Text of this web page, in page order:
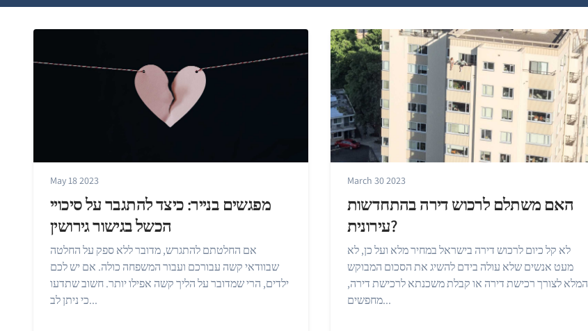
May 18 2023
מפגשים בנייר: כיצד להתגבר על סיכויי
הכשל בגישור גירושין
אם החלטתם להתגרש, מדובר ללא ספק על החלטה
שבוודאי קשה עבורכם ועבור המשפחה כולה. אם יש לכם
ילדים, הרי שמדובר על הליך קשה אפילו יותר. חשוב שתדעו
כי ניתן לב...
March 30 2023
האם משתלם לרכוש דירה בהתחדשות
עירונית?
לא קל כיום לרכוש דירה בישראל במחיר מלא ועל כן, לא
מעט אנשים שלא עולה בידם להשיג את הסכום המבוקש
המלא לצורך רכישת דירה או קבלת משכנתא לרכישת דירה,
מחפשים...